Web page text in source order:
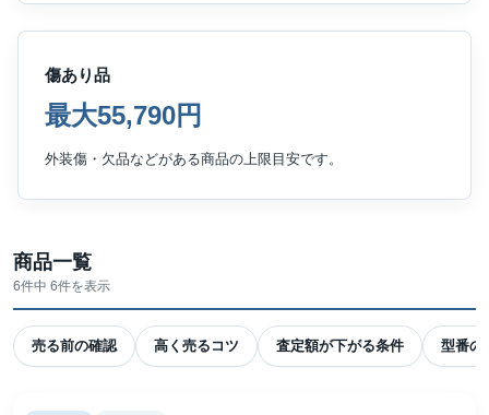
傷あり品
最大55,790円
外装傷・欠品などがある商品の上限目安です。
商品一覧
6件中 6件を表示
売る前の確認 高く売るコツ 査定額が下がる条件 型番の